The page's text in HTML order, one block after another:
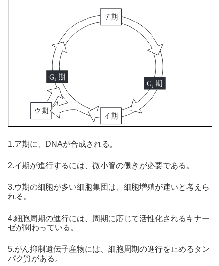
1.ア期に、DNAが合成される。
2.イ期が進行するには、微小管の働きが必要である。
3.ウ期の細胞が多い細胞集団は、細胞増殖が速いと考えら
れる。
4.細胞周期の進行には、周期に応じて活性化されるキナー
ゼが関わっている。
5.がん抑制遺伝子産物には、細胞周期の進行を止めるタン
パク質がある。